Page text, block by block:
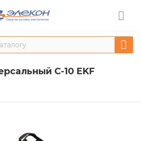
С-10 EKF